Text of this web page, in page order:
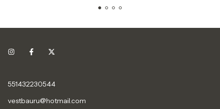
551432230544
vestbauru@hotmail.com